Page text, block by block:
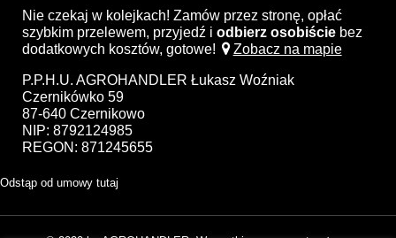
Nie czekaj w kolejkach! Zamów przez stronę, opłać
szybkim przelewem, przyjedź i odbierz osobiście bez
dodatkowych kosztów, gotowe!
Zobacz na mapie
P.P.H.U. AGROHANDLER Łukasz Woźniak
Czernikówko 59
87-640 Czernikowo
NIP: 8792124985
REGON: 871245655
Odstąp od umowy tutaj